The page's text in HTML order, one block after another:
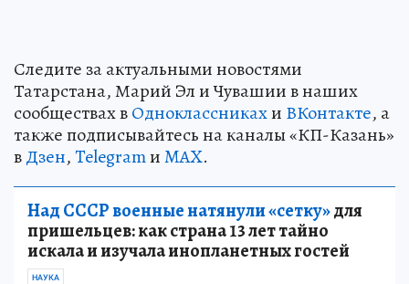
Следите за актуальными новостями
Татарстана, Марий Эл и Чувашии в наших
сообществах вОдноклассникахи ВКонтакте, а
также подписывайтесь на каналы «КП-Казань»
вДзен,TelegramиMAX.
Над СССР военные натянули «сетку»для
пришельцев: как страна 13 лет тайно
искала и изучала инопланетных гостей
НАУКА